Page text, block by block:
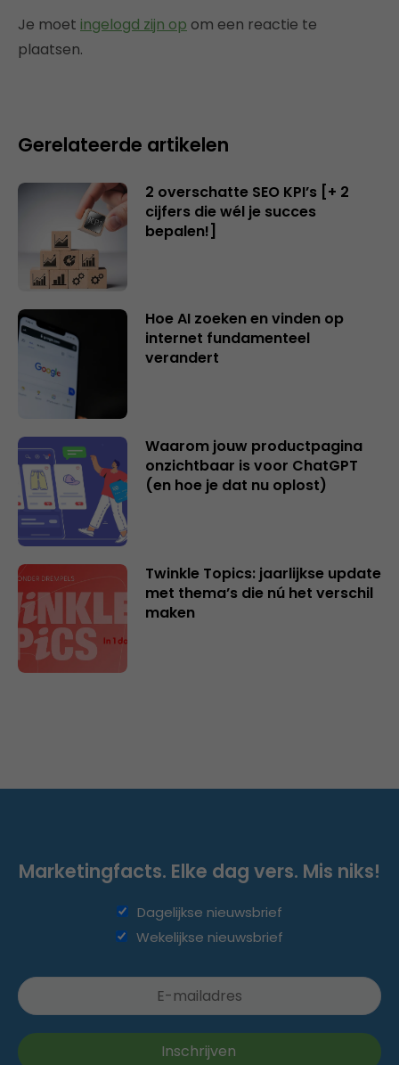
Je moet ingelogd zijn op om een reactie te
plaatsen.
Gerelateerde artikelen
2 overschatte SEO KPI’s [+ 2
cijfers die wél je succes
bepalen!]
Hoe AI zoeken en vinden op
internet fundamenteel
verandert
Waarom jouw productpagina
onzichtbaar is voor ChatGPT
(en hoe je dat nu oplost)
Twinkle Topics: jaarlijkse update
met thema’s die nú het verschil
maken
Marketingfacts. Elke dag vers. Mis niks!
Dagelijkse nieuwsbrief
Wekelijkse nieuwsbrief